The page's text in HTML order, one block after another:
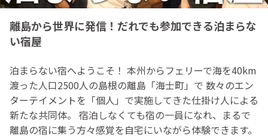
離島から世界に発信！だれでも参加できる泊まらな
い宿屋
泊まらない宿へようこそ！ 本州からフェリーで海を40km
渡った人口2500人の島根の離島「海士町」で 数々のエン
ターテイメントを「個人」で実施してきた仕掛け人による
新たな共同体。 宿泊しなくても宿の一員になれ、まるで
離島の宿に集う方々感覚を自宅にいながら体験できます。